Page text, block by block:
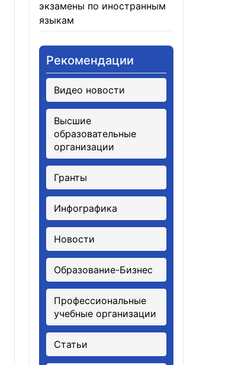
экзамены по иностранным
языкам
Рекомендации
Видео новости
Высшие
образовательные
организации
Гранты
Инфографика
Новости
Образование-Бизнес
Профессиональные
учебные организации
Статьи